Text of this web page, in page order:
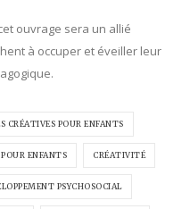
ouvrage sera un allié
à occuper et éveiller leur
CRÉATIVES POUR ENFANTS
ENFANTS CRÉATIVITÉ
PSYCHOSOCIAL